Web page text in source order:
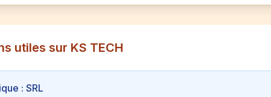
utiles sur KS TECH
: SRL